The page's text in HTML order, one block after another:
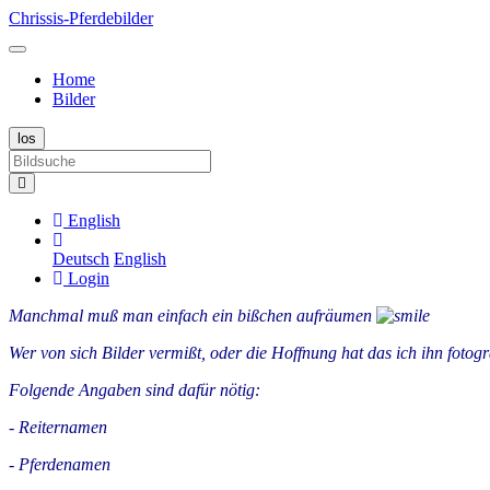
Chrissis-Pferdebilder
Home
Bilder
English
Deutsch English
Login
Manchmal muß man einfach ein bißchen aufräumen
Wer von sich Bilder vermißt, oder die Hoffnung hat das ich ihn
Folgende Angaben sind dafür nötig:
- Reiternamen
- Pferdenamen